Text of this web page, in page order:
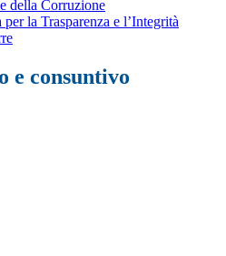
della Corruzione
per la Trasparenza e l’Integrità
e consuntivo